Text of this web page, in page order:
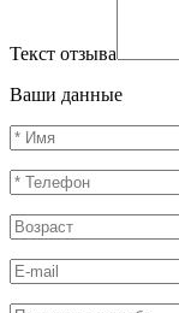
Текст отзыва
Ваши данные